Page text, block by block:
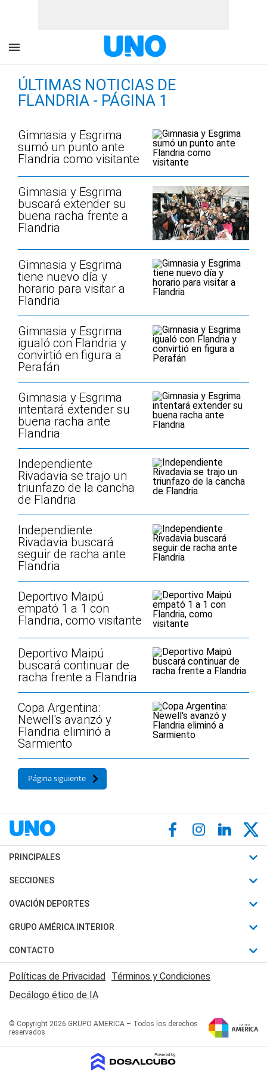
ÚLTIMAS NOTICIAS DE
FLANDRIA - PÁGINA 1
Gimnasia y Esgrima
sumó un punto ante
Flandria como visitante
Gimnasia y Esgrima
buscará extender su
buena racha frente a
Flandria
Gimnasia y Esgrima
tiene nuevo día y
horario para visitar a
Flandria
Gimnasia y Esgrima
igualó con Flandria y
convirtió en figura a
Perafán
Gimnasia y Esgrima
intentará extender su
buena racha ante
Flandria
Independiente
Rivadavia se trajo un
triunfazo de la cancha
de Flandria
Independiente
Rivadavia buscará
seguir de racha ante
Flandria
Deportivo Maipú
empató 1 a 1 con
Flandria, como visitante
Deportivo Maipú
buscará continuar de
racha frente a Flandria
Copa Argentina:
Newell's avanzó y
Flandria eliminó a
Sarmiento
Página siguiente
PRINCIPALES
Últimas Noticias
Política
Judiciales
Economia
SECCIONES
Horóscopo
Motores
Trucos caseros
Series y Películas
Edictos y Solicitadas
OVACIÓN DEPORTES
Fútbol
Mundial
Automovilismo
Rugby
Básquet
GRUPO AMÉRICA INTERIOR
Canal 7 en Vivo
San Juan 8
CONTACTO
Acerca de Nosotros
Contactanos
Políticas de Privacidad
Términos y Condiciones
Decálogo ético de IA
© Copyright 2026 GRUPO AMERICA – Todos los derechos
reservados